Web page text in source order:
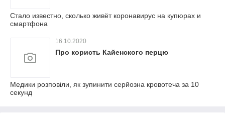
Стало известно, сколько живёт коронавирус на купюрах и
смартфона
16.10.2020
Про користь Кайенского перцю
Медики розповіли, як зупинити серйозна кровотеча за 10
секунд